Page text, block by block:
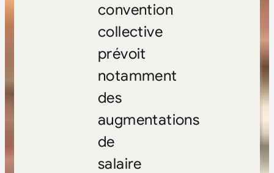
convention
collective
prévoit
notamment
des
augmentations
de
salaire